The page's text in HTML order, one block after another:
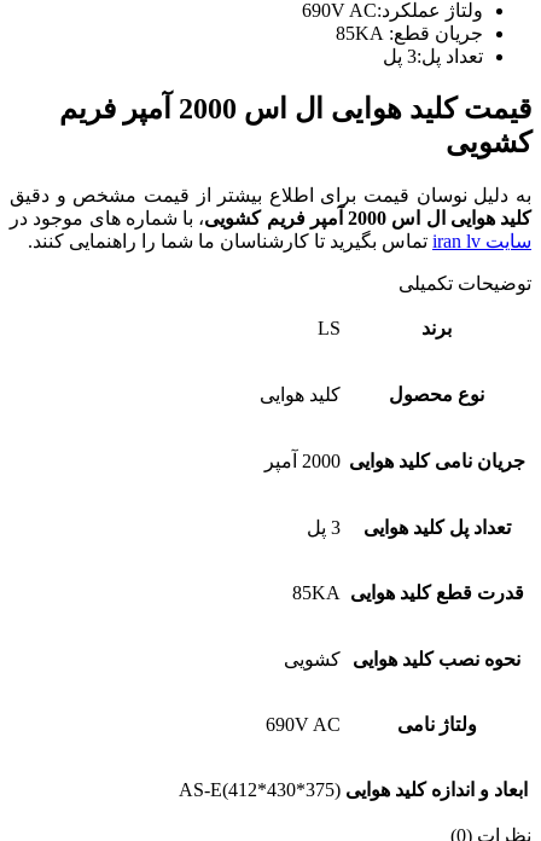
ولتاژ عملکرد:690V AC
جریان قطع: 85KA
تعداد پل:3 پل
قیمت کلید هوایی ال اس 2000 آمپر
فریم
کشویی
به دلیل نوسان قیمت برای اطلاع بیشتر از قیمت مشخص و دقیق
کلید هوایی ال اس 2000 آمپر فریم کشویی
، با شماره های موجود در
سایت iran lv
تماس بگیرید تا کارشناسان ما شما را راهنمایی کنند.
توضیحات تکمیلی
برند LS
نوع محصول کلید هوایی
جریان نامی کلید هوایی 2000 آمپر
تعداد پل کلید هوایی 3 پل
قدرت قطع کلید هوایی 85KA
نحوه نصب کلید هوایی کشویی
ولتاژ نامی 690V AC
ابعاد و اندازه کلید هوایی AS-E(412*430*375)
نظرات (0)